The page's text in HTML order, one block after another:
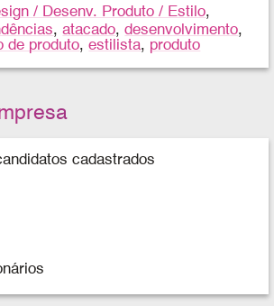
/ Desenv. Produto / Estilo,
,atacado,desenvolvimento,
de produto,estilista, produto
cadastrados